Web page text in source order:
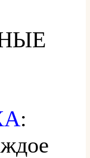
: